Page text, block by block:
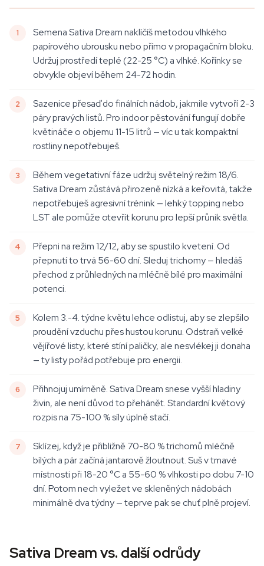
Semena Sativa Dream naklíčíš metodou vlhkého
papírového ubrousku nebo přímo v propagačním bloku.
Udržuj prostředí teplé (22-25 °C) a vlhké. Kořínky se
obvykle objeví během 24-72 hodin.
Sazenice přesaď do finálních nádob, jakmile vytvoří 2-3
páry pravých listů. Pro indoor pěstování fungují dobře
květináče o objemu 11-15 litrů — víc u tak kompaktní
rostliny nepotřebuješ.
Během vegetativní fáze udržuj světelný režim 18/6.
Sativa Dream zůstává přirozeně nízká a keřovitá, takže
nepotřebuješ agresivní trénink — lehký topping nebo
LST ale pomůže otevřít korunu pro lepší průnik světla.
Přepni na režim 12/12, aby se spustilo kvetení. Od
přepnutí to trvá 56-60 dní. Sleduj trichomy — hledáš
přechod z průhledných na mléčně bílé pro maximální
potenci.
Kolem 3.-4. týdne květu lehce odlistuj, aby se zlepšilo
proudění vzduchu přes hustou korunu. Odstraň velké
vějířové listy, které stíní paličky, ale nesvlékej ji donaha
— ty listy pořád potřebuje pro energii.
Přihnojuj umírněně. Sativa Dream snese vyšší hladiny
živin, ale není důvod to přehánět. Standardní květový
rozpis na 75-100 % síly úplně stačí.
Sklízej, když je přibližně 70-80 % trichomů mléčně
bílých a pár začíná jantarově žloutnout. Suš v tmavé
místnosti při 18-20 °C a 55-60 % vlhkosti po dobu 7-10
dní. Potom nech vyležet ve skleněných nádobách
minimálně dva týdny — teprve pak se chuť plně projeví.
Sativa Dream vs. další odrůdy